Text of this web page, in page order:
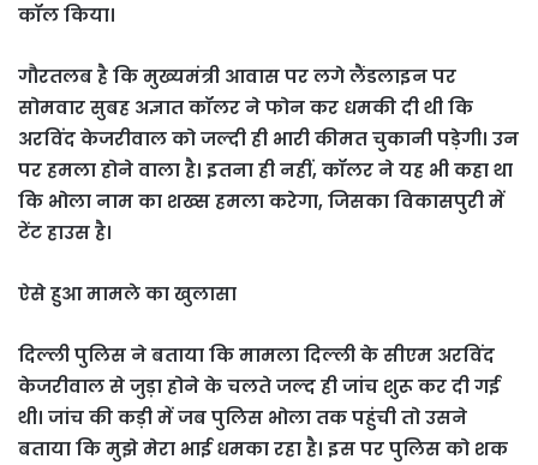
कॉल किया।
गौरतलब है कि मुख्यमंत्री आवास पर लगे लैंडलाइन पर
सोमवार सुबह अज्ञात कॉलर ने फोन कर धमकी दी थी कि
अरविंद केजरीवाल को जल्दी ही भारी कीमत चुकानी पड़ेगी। उन
पर हमला होने वाला है। इतना ही नहीं, कॉलर ने यह भी कहा था
कि भोला नाम का शख्स हमला करेगा, जिसका विकासपुरी में
टेंट हाउस है।
ऐसे हुआ मामले का खुलासा
दिल्ली पुलिस ने बताया कि मामला दिल्ली के सीएम अरविंद
केजरीवाल से जुड़ा होने के चलते जल्द ही जांच शुरू कर दी गई
थी। जांच की कड़ी में जब पुलिस भोला तक पहुंची तो उसने
बताया कि मुझे मेरा भाई धमका रहा है। इस पर पुलिस को शक